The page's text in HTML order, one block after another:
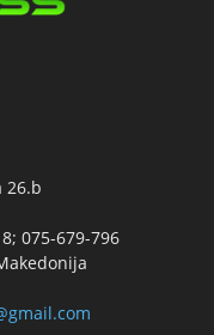
26.b
075-679-796